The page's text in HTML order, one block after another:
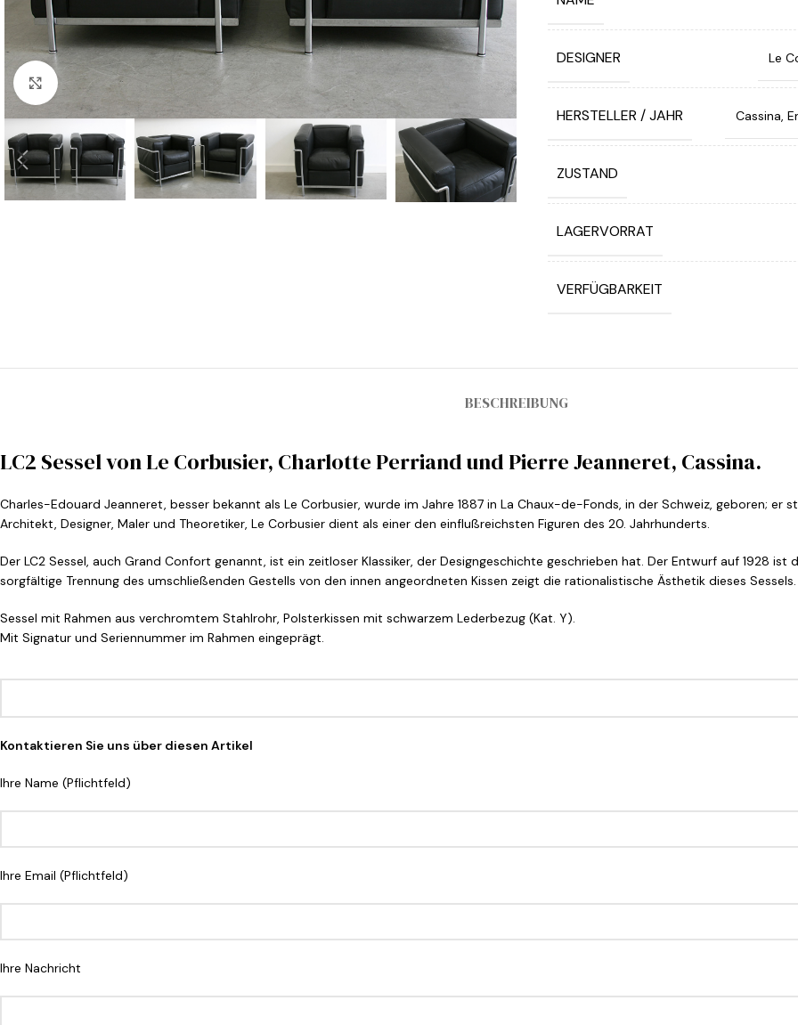
Klicken zu vergrößern
DESIGNER Le
HERSTELLER / JAHR Cassina,
ZUSTAND
LAGERVORRAT
VERFÜGBARKEIT
BESCHREIBUNG
LC2 Sessel von Le Corbusier, Charlotte Perriand und Pierre Jeanneret, Cassina.
Charles-Edouard Jeanneret, besser bekannt als Le Corbusier, wurde im Jahre 1887 in La Chaux-de-Fonds, in der Schweiz, geboren; er
Architekt, Designer, Maler und Theoretiker, Le Corbusier dient als einer den einflußreichsten Figuren des 20. Jahrhunderts.
Der LC2 Sessel, auch Grand Confort genannt, ist ein zeitloser Klassiker, der Designgeschichte geschrieben hat. Der Entwurf auf 1928 ist
sorgfältige Trennung des umschließenden Gestells von den innen angeordneten Kissen zeigt die rationalistische Ästhetik dieses Sessels.
Sessel mit Rahmen aus verchromtem Stahlrohr, Polsterkissen mit schwarzem Lederbezug (Kat. Y).
Mit Signatur und Seriennummer im Rahmen eingeprägt.
Kontaktieren Sie uns über diesen Artikel
Ihre Name (Pflichtfeld)
Ihre Email (Pflichtfeld)
Ihre Nachricht